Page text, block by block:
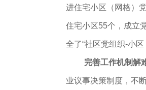
进住宅小区（网格）
住宅小区55个，成立
全了“社区党组织-小
完善工作机制解
业议事决策制度，不